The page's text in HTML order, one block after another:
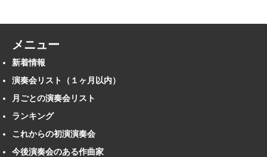
メニュー
新着情報
演奏会リスト（１ヶ月以内）
月ごとの演奏会リスト
ランキング
これからの初演演奏会
今後演奏会のある作曲家